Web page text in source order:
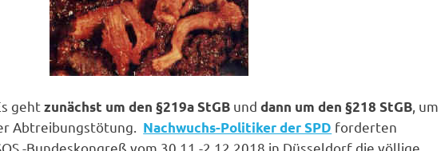
gehtzunächst um den §219a StGB unddann um den §218 StGB , um
Abtreibungstötung. Nachwuchs-Politiker der SPD forderten
-Bundeskongreß vom 30.11.-2.12.2018 in Düsseldorf die völlige